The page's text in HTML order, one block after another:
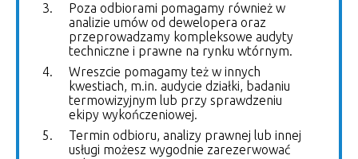
Poza odbiorami pomagamy również w
analizie umów od dewelopera oraz
przeprowadzamy kompleksowe audyty
techniczne i prawne na rynku wtórnym.
Wreszcie pomagamy też w innych
kwestiach, m.in. audycie działki, badaniu
termowizyjnym lub przy sprawdzeniu
ekipy wykończeniowej.
Termin odbioru, analizy prawnej lub innej
usługi możesz wygodnie zarezerwować